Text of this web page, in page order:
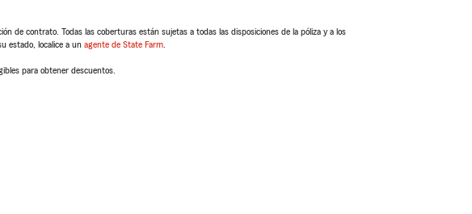
de contrato. Todas las coberturas están sujetas a todas las disposiciones de la póliza y a los
estado, localice a un agente de State Farm
para obtener descuentos.